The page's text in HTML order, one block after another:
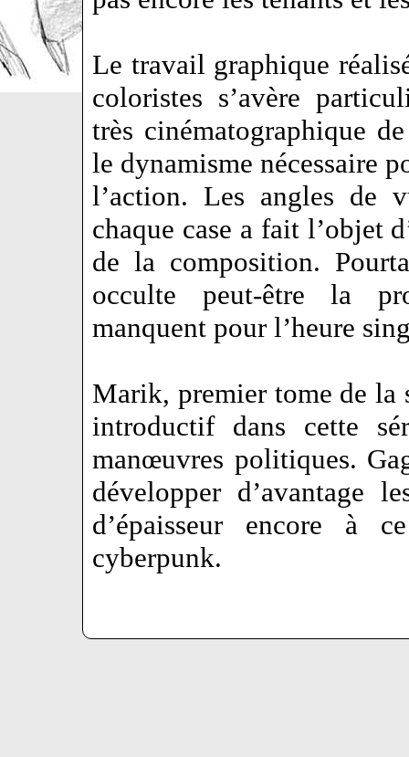
Le travail graphique
coloristes s’avère
très cinématographique
le dynamisme nécessaire
l’action. Les angles de
chaque case a fait l’objet
de la composition.
occulte peut-être la
manquent pour l’heure
Marik, premier tome de la
introductif dans cette
manœuvres politiques.
développer d’avantage
d’épaisseur encore à
cyberpunk.